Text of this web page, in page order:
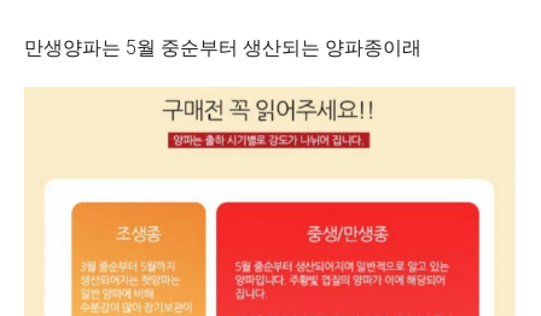
만생양파는 5월 중순부터 생산되는 양파종이래